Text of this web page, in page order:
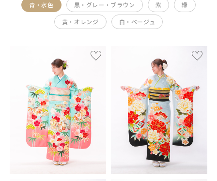
青・水色 黒・グレー・ブラウン 紫 緑
黄・オレンジ 白・ベージュ